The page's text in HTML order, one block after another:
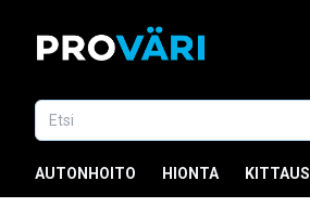
AUTONHOITO HIONTA KITTAUS